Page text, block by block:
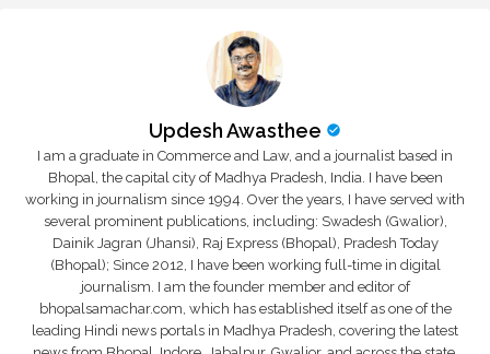
Updesh Awasthee
I am a graduate in Commerce and Law, and a journalist based in
Bhopal, the capital city of Madhya Pradesh, India. I have been
working in journalism since 1994. Over the years, I have served with
several prominent publications, including: Swadesh (Gwalior),
Dainik Jagran (Jhansi), Raj Express (Bhopal), Pradesh Today
(Bhopal); Since 2012, I have been working full-time in digital
journalism. I am the founder member and editor of
bhopalsamachar.com, which has established itself as one of the
leading Hindi news portals in Madhya Pradesh, covering the latest